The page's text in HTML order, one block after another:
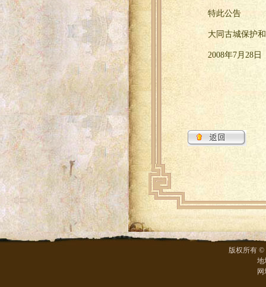
特此公告
大同古城保护
2008年7月28日
版权所有 ©
地